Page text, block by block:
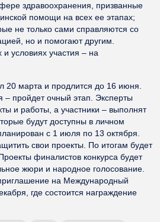
здравоохранения, призванные
помощи на всех ее этапах;
не только сами справляются со
но и помогают другим.
условиях участия – на
20 марта и продлится до 16 июня.
пройдет очный этап. Эксперты
и работы, а участники – выполнят
будут доступны в личном
с 1 июля по 13 октября.
свои проекты. По итогам будет
финалистов конкурса будет
жюри и народное голосование.
на Международный
где состоится награждение